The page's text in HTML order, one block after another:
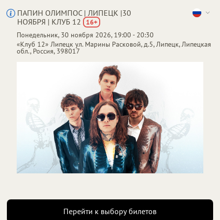
ПАПИН ОЛИМПОС | ЛИПЕЦК |30
НОЯБРЯ | КЛУБ 12
16+
Понедельник, 30 ноября 2026, 19:00 - 20:30
«Клуб 12» Липецк ул. Марины Расковой, д.5, Липецк, Липецкая
обл., Россия, 398017
Перейти к выбору билетов
От 1 800 ₽ до 6 000 ₽